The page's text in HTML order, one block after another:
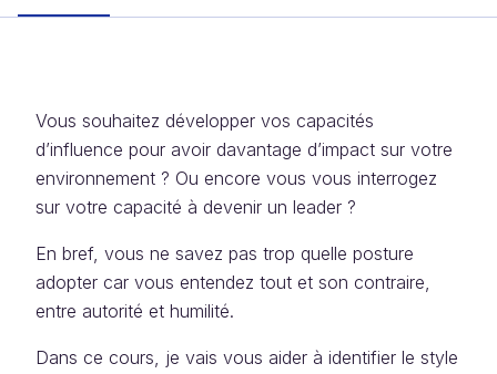
Vous souhaitez développer vos capacités
d’influence pour avoir davantage d’impact sur votre
environnement ? Ou encore vous vous interrogez
sur votre capacité à devenir un leader ?
En bref, vous ne savez pas trop quelle posture
adopter car vous entendez tout et son contraire,
entre autorité et humilité.
Dans ce cours, je vais vous aider à identifier le style